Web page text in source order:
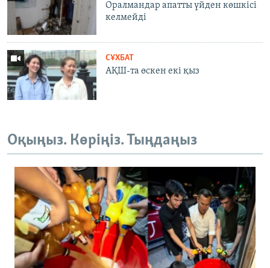
Оралмандар апатты үйден көшкісі
келмейді
СҰХБАТ
АҚШ-та өскен екі қыз
Оқыңыз. Көріңіз. Тыңдаңыз